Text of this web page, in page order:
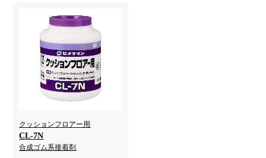
クッションフロアー用
CL-7N
合成ゴム系接着剤